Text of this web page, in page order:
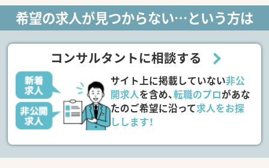
■処方箋に基づく調剤業務や監査、患者様への丁寧な服薬指導な
ど、薬剤師としての基本業務全般を担当いただきます。
■個人宅への居宅療養管理指導や高齢者施設への訪問服薬指導
庫がない薬を融通し合うなど業務効率化が進んでいます。
【こんな方が活躍中】
■産休や育休から復帰したママさん薬剤師も多数活躍しており、
時短勤務制度をうまく活用して家庭と両立しています。
■在宅医療に興味を持ち、積極的に施設や居宅への訪問業務に取
り組んでいる成長意欲の高い薬剤師が多く在籍しています。
社員が中心となって、より良い薬局作りを行っています。
希望の求人が見つからない…という方は
コンサルタントに相談する
サイト上に掲載していない非公
開求人を含め、転職のプロがあな
たのご希望に沿って求人をお探
しします！